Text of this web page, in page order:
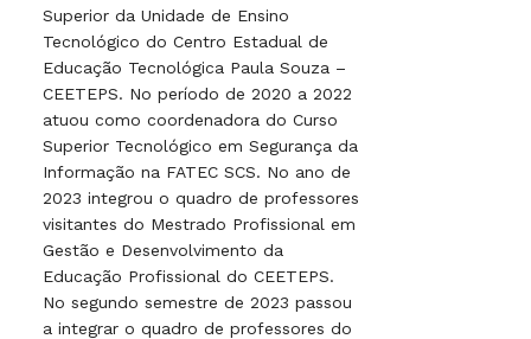
Superior da Unidade de Ensino
Tecnológico do Centro Estadual de
Educação Tecnológica Paula Souza –
CEETEPS. No período de 2020 a 2022
atuou como coordenadora do Curso
Superior Tecnológico em Segurança da
Informação na FATEC SCS. No ano de
2023 integrou o quadro de professores
visitantes do Mestrado Profissional em
Gestão e Desenvolvimento da
Educação Profissional do CEETEPS.
No segundo semestre de 2023 passou
a integrar o quadro de professores do